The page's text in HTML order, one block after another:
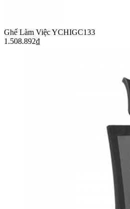
Ghế Làm Việc YCHIGC133
1.508.892₫